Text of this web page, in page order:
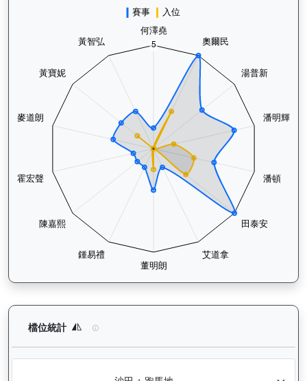
檔位統計 領創動力（J058）— 檔位統計分析：查看馬匹